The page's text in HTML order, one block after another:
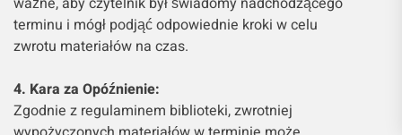
terminu i mógł podjąć odpowiednie kroki w celu
zwrotu materiałów na czas.
4. Kara za Opóźnienie:
Zgodnie z regulaminem biblioteki, zwrotniej